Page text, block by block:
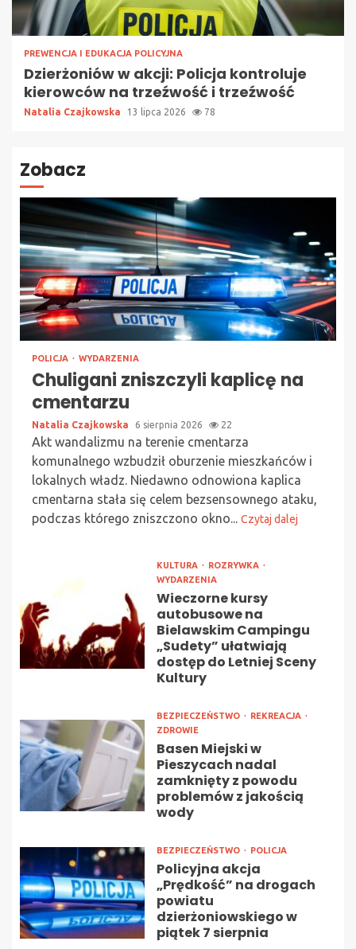
PREWENCJA I EDUKACJA POLICYJNA
Dzierżoniów w akcji: Policja kontroluje
kierowców na trzeźwość i trzeźwość
Natalia Czajkowska 13 lipca 2026 78
Zobacz
POLICJA WYDARZENIA
Chuligani zniszczyli kaplicę na
cmentarzu
Natalia Czajkowska 6 sierpnia 2026 22
Akt wandalizmu na terenie cmentarza
komunalnego wzbudził oburzenie mieszkańców i
lokalnych władz. Niedawno odnowiona kaplica
cmentarna stała się celem bezsensownego ataku,
podczas którego zniszczono okno... Czytaj dalej
KULTURA
ROZRYWKA
WYDARZENIA
Wieczorne kursy
autobusowe na
Bielawskim Campingu
„Sudety” ułatwiają
dostęp do Letniej Sceny
Kultury
BEZPIECZEŃSTWO
REKREACJA
ZDROWIE
Basen Miejski w
Pieszycach nadal
zamknięty z powodu
problemów z jakością
wody
BEZPIECZEŃSTWO POLICJA
Policyjna akcja
„Prędkość” na drogach
powiatu
dzierżoniowskiego w
piątek 7 sierpnia